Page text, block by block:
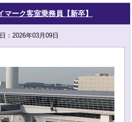
マーク客室乗務員【新卒】
：2026年03月09日